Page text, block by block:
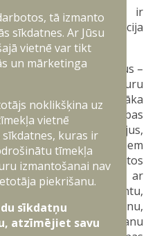
ka glabātava ir
un signalizācija
apsardzes pulti;
komersanta dalībniekus –
akcionārus, kuru
pamatkapitālā ir mazāka
no sabiedrības
labuma guvējus,
un personas, kas ieņem
institūcijās, kā arī tos
kuri tieši saistīti ar
preču ražošanu, remontu,
transportēšanu,
pakalpojumu sniegšanu
tā izmanto
sīkdatnes. Ar Jūsu
vietnē var tikt
un mārketinga
noklikšķina uz
vietnē
kuras ir
tīmekļa
izmantošanai nav
piekrišanu.
sīkdatņu
atzīmējiet savu